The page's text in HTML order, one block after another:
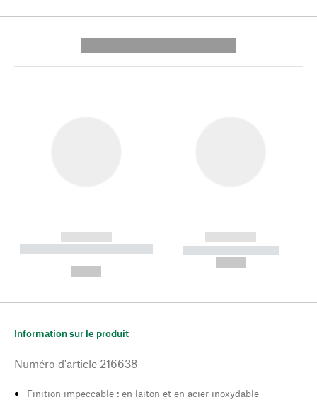
------------
----------- ----------- --------
------------
----------- -----------
Information sur le produit
Numéro d'article 216638
Finition impeccable : en laiton et en acier inoxydable